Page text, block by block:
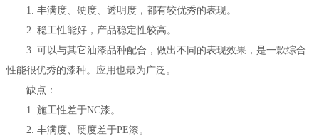
1. 丰满度、硬度、透明度，都有较优秀的表现。
2. 稳工性能好，产品稳定性较高。
3. 可以与其它油漆品种配合，做出不同的表现效果，是一款综合
性能很优秀的漆种。应用也最为广泛。
缺点：
1. 施工性差于NC漆。
2. 丰满度、硬度差于PE漆。